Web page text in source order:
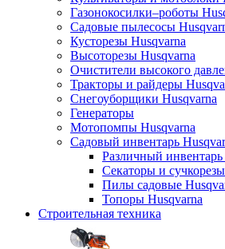
Газонокосилки–роботы
Садовые пылесосы
Кусторезы Husqvarna
Высоторезы Husqvarna
Очистители высокого
Тракторы и райдеры
Снегоуборщики Husqvarna
Генераторы
Мотопомпы Husqvarna
Садовый инвентарь
Различный инвентарь
Секаторы и
Пилы садовые
Топоры Husqvarna
Строительная техника